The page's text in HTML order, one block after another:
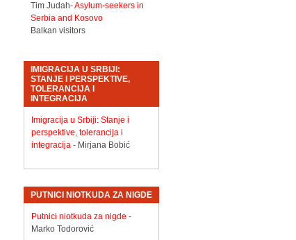
Tim Judah-Asylum-seekers in
Serbia and Kosovo
Balkan visitors
IMIGRACIJA U SRBIJI:
STANJE I PERSPEKTIVE,
TOLERANCIJA I
INTEGRACIJA
Imigracija u Srbiji: Stanje i
perspektive, tolerancija i
integracija- Mirjana Bobić
PUTNICI NIOTKUDA ZA NIGDE
Putnici niotkuda za nigde -
Marko Todorović